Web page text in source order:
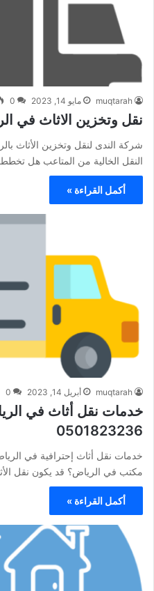
muqtarah مايو 14, 2023 0
نقل وتخزين الاثاث في
شركة الندى لنقل وتخزين الأثاث
النقل الخالية من المتاعب هل تخطط
أكمل القراءة »
muqtarah أبريل 14, 2023 0
خدمات نقل أثاث في
0501823236
خدمات نقل أثاث إحترافية في
مكتب في الرياض؟ قد يكون نقل
أكمل القراءة »